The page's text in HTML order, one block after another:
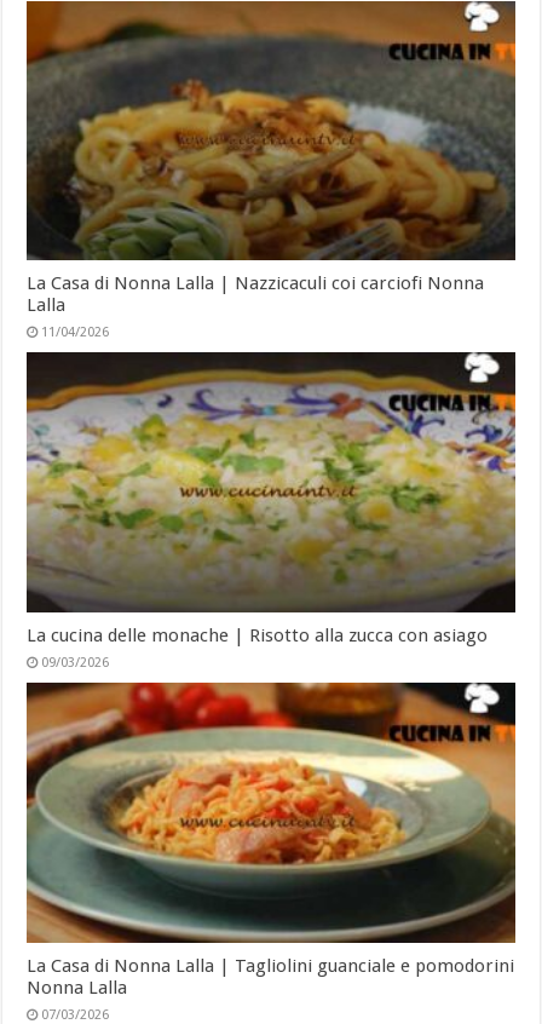
La Casa di Nonna Lalla | Nazzicaculi coi carciofi Nonna
Lalla
11/04/2026
La cucina delle monache | Risotto alla zucca con asiago
09/03/2026
La Casa di Nonna Lalla | Tagliolini guanciale e pomodorini
Nonna Lalla
07/03/2026